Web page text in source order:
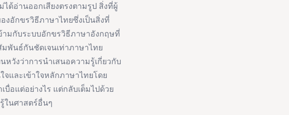
ด้อ่านออกเสียงตรงตามรูป สิ่งที่ผู้
งอักขรวิธีภาษาไทยซึ่งเป็นสิ่งที่
ามกับระบบอักขรวิธีภาษาอังกฤษที่
พันธ์กันชัดเจนเท่าภาษาไทย
วังว่าการนำเสนอความรู้เกี่ยวกับ
และเข้าใจหลักภาษาไทยโดย
อแต่อย่างไร แต่กลับเต็มไปด้วย
ในศาสตร์อื่นๆ